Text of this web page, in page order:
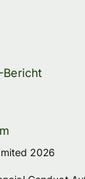
Bericht
2026